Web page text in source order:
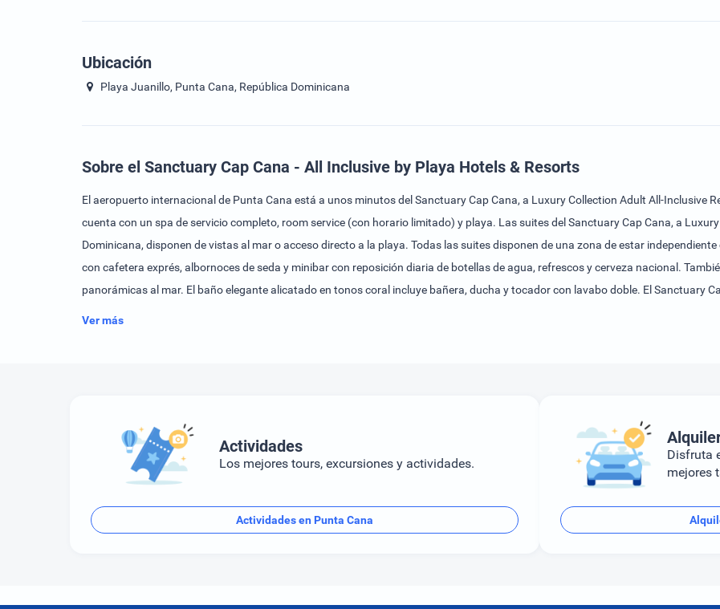
Ubicación
Playa Juanillo, Punta Cana, República Dominicana
Sobre el Sanctuary Cap Cana - All Inclusive by Playa Hotels & Resorts
El aeropuerto internacional de Punta Cana está a unos minutos del Sanctuary Cap Cana, a Luxury Collection Adult All-Inclusive
cuenta con un spa de servicio completo, room service (con horario limitado) y playa. Las suites del Sanctuary Cap Cana, a
Dominicana, disponen de vistas al mar o acceso directo a la playa. Todas las suites disponen de una zona de estar
con cafetera exprés, albornoces de seda y minibar con reposición diaria de botellas de agua, refrescos y cerveza nacional.
panorámicas al mar. El baño elegante alicatado en tonos coral incluye bañera, ducha y tocador con lavabo doble. El Sanctuary
Ver más
Actividades
Los mejores tours, excursiones y actividades.
Actividades en Punta Cana
Disfruta
mejores